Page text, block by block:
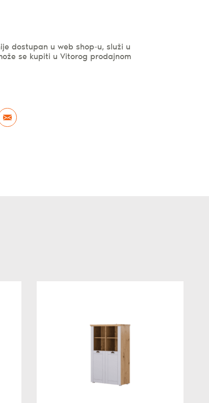
dostupan u web shop-u, služi u
se kupiti u Vitorog prodajnom